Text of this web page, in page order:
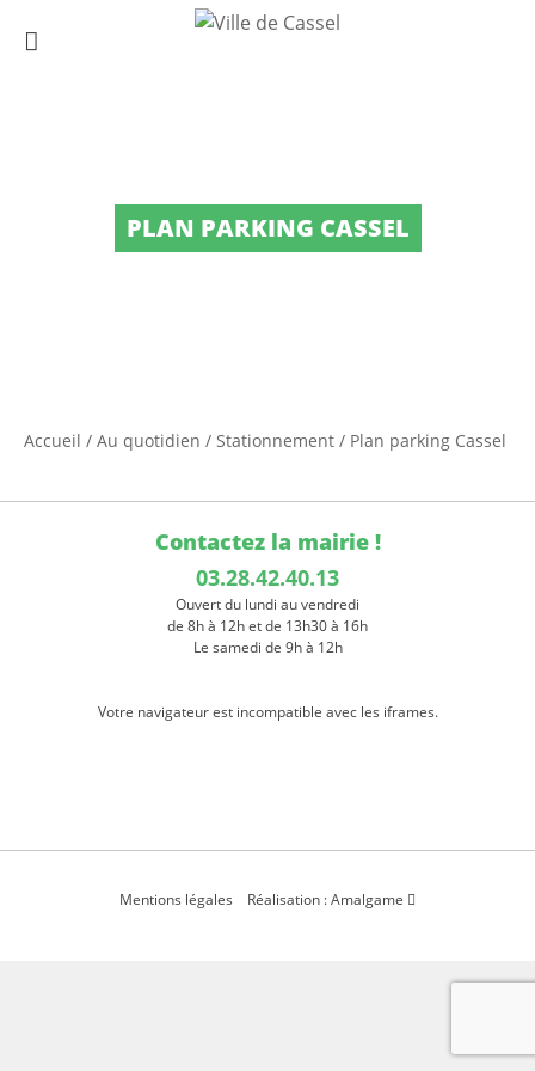
PLAN PARKING CASSEL
Accueil / Au quotidien / Stationnement / Plan parking Cassel
Contactez la mairie !
03.28.42.40.13
Ouvert du lundi au vendredi
de 8h à 12h et de 13h30 à 16h
Le samedi de 9h à 12h
Votre navigateur est incompatible avec les iframes.
Mentions légales Réalisation : Amalgame